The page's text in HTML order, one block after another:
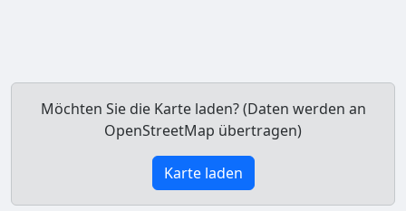
Möchten Sie die Karte laden? (Daten werden an
OpenStreetMap übertragen)
Karte laden